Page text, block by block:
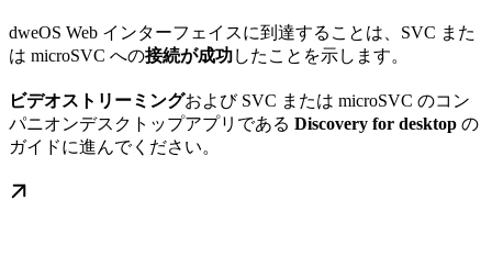
dweOS Web インターフェイスに到達することは、SVC また
は microSVC への接続が成功したことを示します。
ビデオストリーミングおよび SVC または microSVC のコン
パニオンデスクトップアプリである Discovery for desktop の
ガイドに進んでください。